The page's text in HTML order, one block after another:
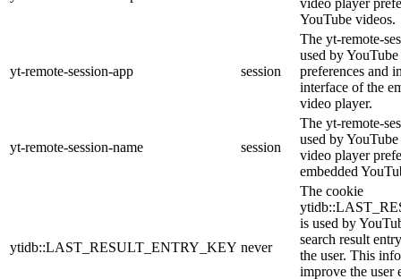
video player
YouTube videos.
yt-remote-session-app session
The yt-remote-
used by
preferences and
interface of the
video player.
yt-remote-session-name session
The yt-remote-
used by
video player
embedded
ytidb::LAST_RESULT_ENTRY_KEY never
The cookie
is used by
search result
the user. This
improve the user